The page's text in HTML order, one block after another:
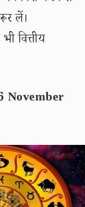
लें।
वित्तीय
November